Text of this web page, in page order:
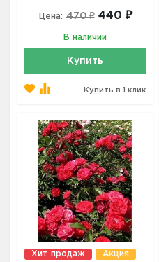
Цена: 470 ₽ 440 ₽
В наличии
Купить
Купить в 1 клик
Хит продаж Акция